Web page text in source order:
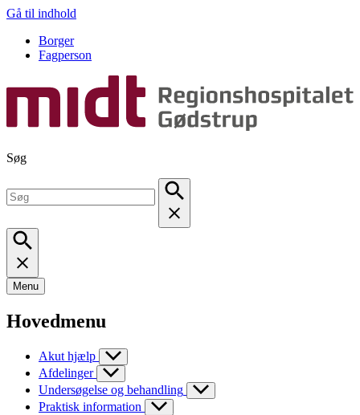
Gå til indhold
Borger
Fagperson
Søg
Menu
Hovedmenu
Akut hjælp
Afdelinger
Undersøgelse og behandling
Praktisk information